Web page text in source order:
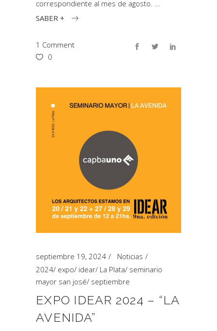
correspondiente al mes de agosto.
SABER +
1 Comment
0
septiembre 19, 2024
Noticias
2024/ expo/ idear/ La Plata/ seminario
mayor san josé/ septiembre
EXPO IDEAR 2024 – “LA
AVENIDA”